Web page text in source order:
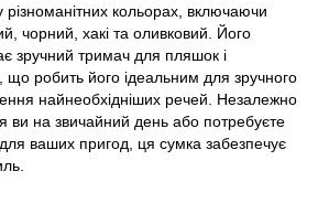
різноманітних кольорах, включаючи
чорний, хакі та оливковий. Його
зручний тримач для пляшок і
що робить його ідеальним для зручного
найнеобхідніших речей. Незалежно
ви на звичайний день або потребуєте
ваших пригод, ця сумка забезпечує